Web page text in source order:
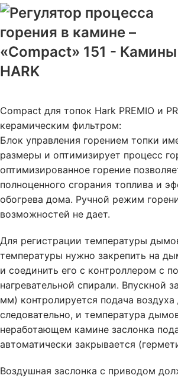
Compact для топок Hark PREMIO и
керамическим фильтром:
Блок управления горением топки
размеры и оптимизирует процесс
оптимизированное горение
полноценного сгорания топлива и
обогрева дома. Ручной режим
возможностей не дает.
Для регистрации температуры
температуры нужно закрепить на
и соединить его с контроллером с
нагревательной спирали. Впускной
мм) контролируется подача воздуха
следовательно, и температура
неработающем камине заслонка
автоматически закрывается
Воздушная заслонка с приводом